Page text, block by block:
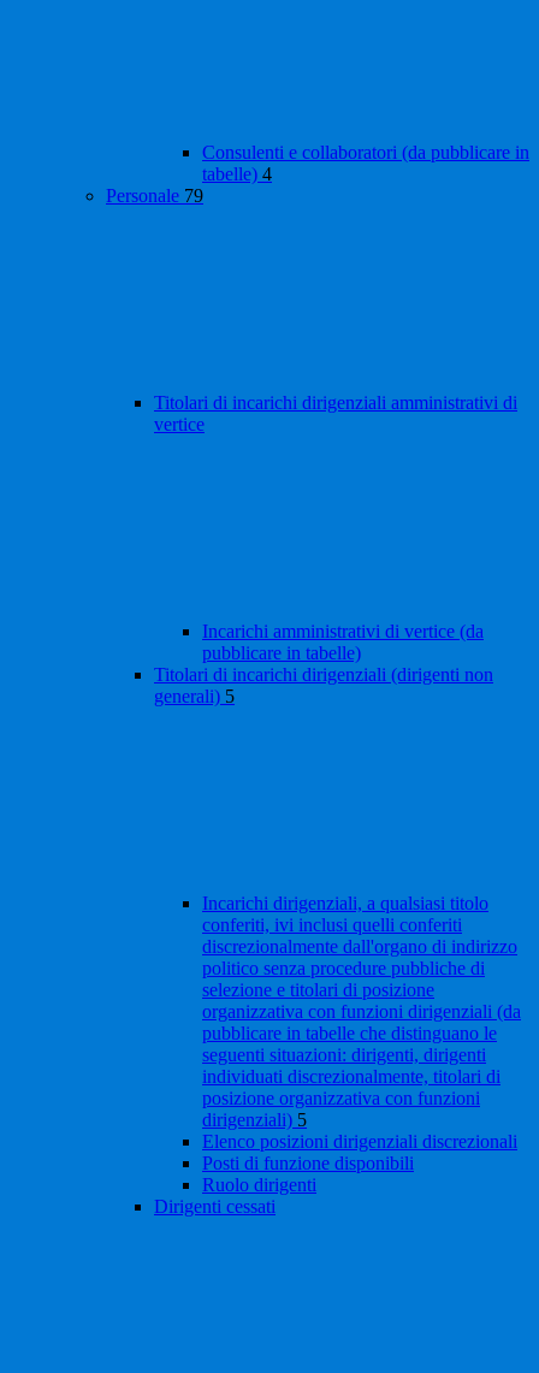
Consulenti e collaboratori (da pubblicare in
tabelle) 4
Personale 79
Titolari di incarichi dirigenziali amministrativi di
vertice
Incarichi amministrativi di vertice (da
pubblicare in tabelle)
Titolari di incarichi dirigenziali (dirigenti non
generali) 5
Incarichi dirigenziali, a qualsiasi titolo
conferiti, ivi inclusi quelli conferiti
discrezionalmente dall'organo di indirizzo
politico senza procedure pubbliche di
selezione e titolari di posizione
organizzativa con funzioni dirigenziali (da
pubblicare in tabelle che distinguano le
seguenti situazioni: dirigenti, dirigenti
individuati discrezionalmente, titolari di
posizione organizzativa con funzioni
dirigenziali) 5
Elenco posizioni dirigenziali discrezionali
Posti di funzione disponibili
Ruolo dirigenti
Dirigenti cessati